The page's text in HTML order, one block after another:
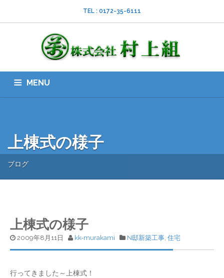
TEL : 0172-35-6111
MENU
上棟式の様子
ブログ
上棟式の様子
2009年8月11日 kk-murakami N邸新築工事, 住宅
行ってきました～上棟式！